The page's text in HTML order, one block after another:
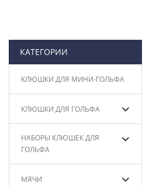
КАТЕГОРИИ
КЛЮШКИ ДЛЯ МИНИ-ГОЛЬФА
КЛЮШКИ ДЛЯ ГОЛЬФА
НАБОРЫ КЛЮШЕК ДЛЯ
ГОЛЬФА
МЯЧИ